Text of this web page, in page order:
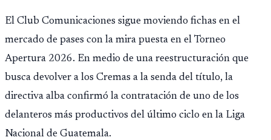
El Club Comunicaciones sigue moviendo fichas en el
mercado de pases con la mira puesta en el Torneo
Apertura 2026. En medio de una reestructuración que
busca devolver a los Cremas a la senda del título, la
directiva alba confirmó la contratación de uno de los
delanteros más productivos del último ciclo en la Liga
Nacional de Guatemala.